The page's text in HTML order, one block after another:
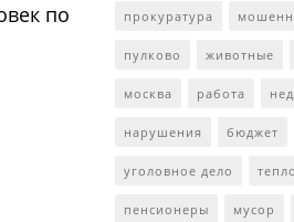
по прокуратура
пулково животные
москва работа
нарушения бюджет
уголовное дело тепло
пенсионеры мусор